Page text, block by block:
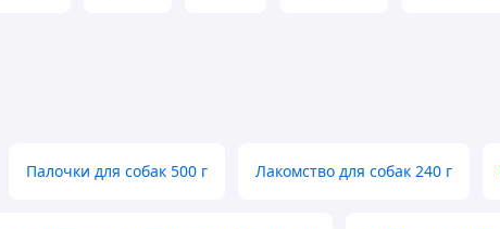
- не более 28 суток.
Палочки для собак 500 г Лакомство для собак 240 г